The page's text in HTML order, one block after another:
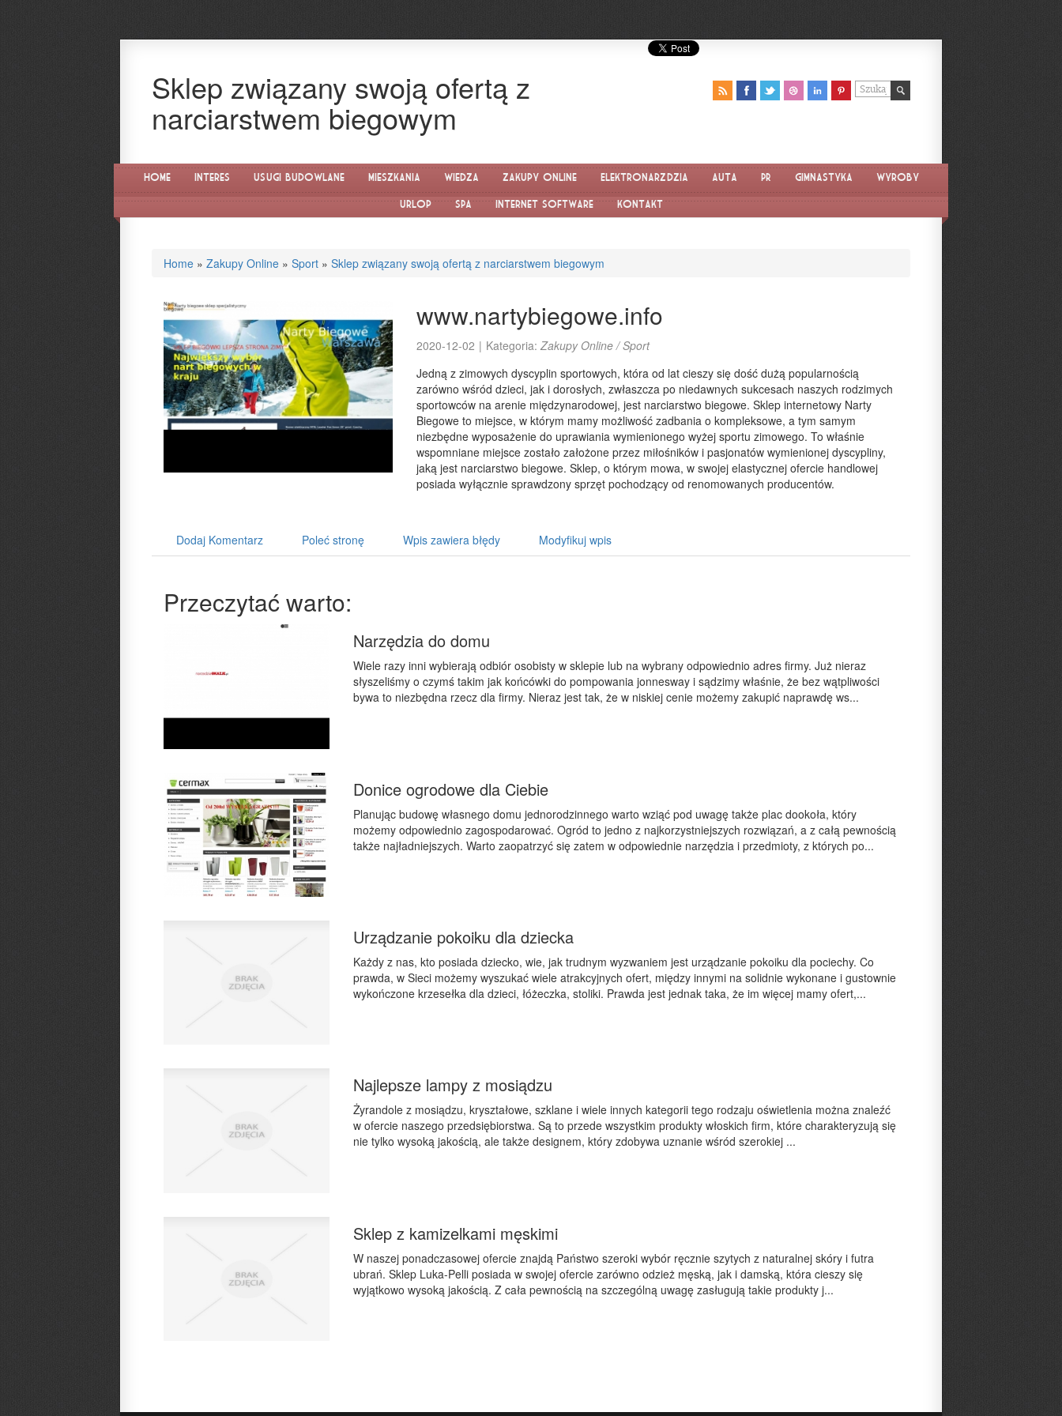
Sklep związany swoją ofertą z
narciarstwem biegowym
Home Interes Usługi Budowlane Mieszkania Wiedza Zakupy Online Elektronarzędzia Auta PR Gimnastyka Wyroby
Urlop SPA Internet Software Kontakt
Home » Zakupy Online » Sport » Sklep związany swoją ofertą z narciarstwem biegowym
www.nartybiegowe.info
2020-12-02 | Kategoria:Zakupy Online / Sport
Jedną z zimowych dyscyplin sportowych, która od lat cieszy się dość dużą popularnością
zarówno wśród dzieci, jak i dorosłych, zwłaszcza po niedawnych sukcesach naszych rodzimych
sportowców na arenie międzynarodowej, jest narciarstwo biegowe. Sklep internetowy Narty
Biegowe to miejsce, w którym mamy możliwość zadbania o kompleksowe, a tym samym
niezbędne wyposażenie do uprawiania wymienionego wyżej sportu zimowego. To właśnie
wspomniane miejsce zostało założone przez miłośników i pasjonatów wymienionej dyscypliny,
jaką jest narciarstwo biegowe. Sklep, o którym mowa, w swojej elastycznej ofercie handlowej
posiada wyłącznie sprawdzony sprzęt pochodzący od renomowanych producentów.
Dodaj Komentarz Poleć stronę Wpis zawiera błędy Modyfikuj wpis
Przeczytać warto:
Narzędzia do domu
Wiele razy inni wybierają odbiór osobisty w sklepie lub na wybrany odpowiednio adres firmy. Już nieraz
słyszeliśmy o czymś takim jak końcówki do pompowania jonnesway i sądzimy właśnie, że bez wątpliwości
bywa to niezbędna rzecz dla firmy. Nieraz jest tak, że w niskiej cenie możemy zakupić naprawdę ws...
Donice ogrodowe dla Ciebie
Planując budowę własnego domu jednorodzinnego warto wziąć pod uwagę także plac dookoła, który
możemy odpowiednio zagospodarować. Ogród to jedno z najkorzystniejszych rozwiązań, a z całą pewnością
także najładniejszych. Warto zaopatrzyć się zatem w odpowiednie narzędzia i przedmioty, z których po...
Urządzanie pokoiku dla dziecka
Każdy z nas, kto posiada dziecko, wie, jak trudnym wyzwaniem jest urządzanie pokoiku dla pociechy. Co
prawda, w Sieci możemy wyszukać wiele atrakcyjnych ofert, między innymi na solidnie wykonane i gustownie
wykończone krzesełka dla dzieci, łóżeczka, stoliki. Prawda jest jednak taka, że im więcej mamy ofert,...
Najlepsze lampy z mosiądzu
Żyrandole z mosiądzu, kryształowe, szklane i wiele innych kategorii tego rodzaju oświetlenia można znaleźć
w ofercie naszego przedsiębiorstwa. Są to przede wszystkim produkty włoskich firm, które charakteryzują się
nie tylko wysoką jakością, ale także designem, który zdobywa uznanie wśród szerokiej ...
Sklep z kamizelkami męskimi
W naszej ponadczasowej ofercie znajdą Państwo szeroki wybór ręcznie szytych z naturalnej skóry i futra
ubrań. Sklep Luka-Pelli posiada w swojej ofercie zarówno odzież męską, jak i damską, która cieszy się
wyjątkowo wysoką jakością. Z cała pewnością na szczególną uwagę zasługują takie produkty j...